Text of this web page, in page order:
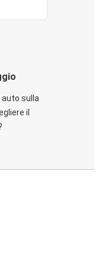
auto sulla
il